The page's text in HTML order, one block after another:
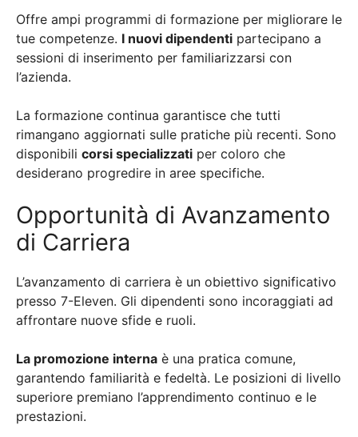
Offre ampi programmi di formazione per migliorare le
tue competenze. I nuovi dipendenti partecipano a
sessioni di inserimento per familiarizzarsi con
l’azienda.
La formazione continua garantisce che tutti
rimangano aggiornati sulle pratiche più recenti. Sono
disponibili corsi specializzati per coloro che
desiderano progredire in aree specifiche.
Opportunità di Avanzamento
di Carriera
L’avanzamento di carriera è un obiettivo significativo
presso 7-Eleven. Gli dipendenti sono incoraggiati ad
affrontare nuove sfide e ruoli.
La promozione interna è una pratica comune,
garantendo familiarità e fedeltà. Le posizioni di livello
superiore premiano l’apprendimento continuo e le
prestazioni.